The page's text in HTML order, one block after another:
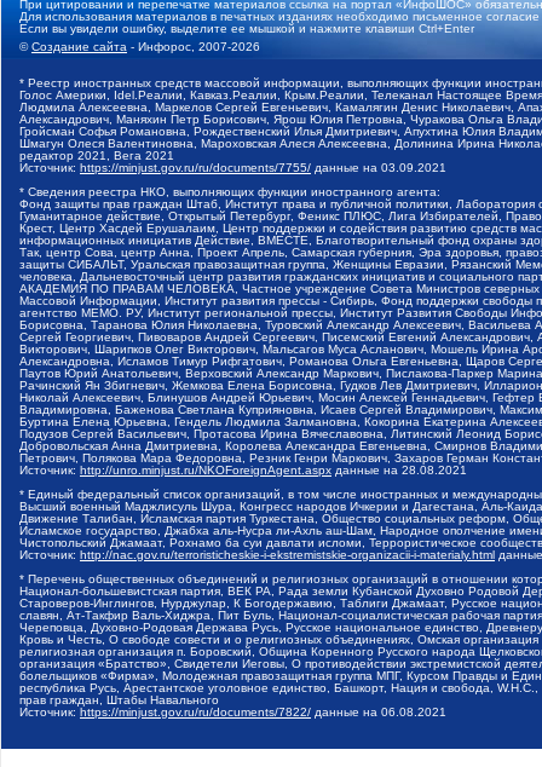
При цитировании и перепечатке материалов ссылка на портал «ИнфоШОС»
Для использования материалов в печатных изданиях необходимо письменное
Если вы увидели ошибку, выделите ее мышкой и нажмите клавиши Ctrl+Enter
©Создание сайта - Инфорос, 2007-2026
* Реестр иностранных средств массовой информации, выполняющих функции
Голос Америки, Idel.Реалии, Кавказ.Реалии, Крым.Реалии, Телеканал Настоящее
Людмила Алексеевна, Маркелов Сергей Евгеньевич, Камалягин Денис Николаевич,
Александрович, Маняхин Петр Борисович, Ярош Юлия Петровна, Чуракова Ольга
Гройсман Софья Романовна, Рождественский Илья Дмитриевич, Апухтина Юлия
Шмагун Олеся Валентиновна, Мароховская Алеся Алексеевна, Долинина Ирина
редактор 2021, Вега 2021
Источник: https://minjust.gov.ru/ru/documents/7755/ данные на 03.09.2021
* Сведения реестра НКО, выполняющих функции иностранного агента:
Фонд защиты прав граждан Штаб, Институт права и публичной политики,
Гуманитарное действие, Открытый Петербург, Феникс ПЛЮС, Лига Избирателей,
Крест, Центр Хасдей Ерушалаим, Центр поддержки и содействия развитию средств
информационных инициатив Действие, ВМЕСТЕ, Благотворительный фонд охраны
Так, центр Сова, центр Анна, Проект Апрель, Самарская губерния, Эра здоровья,
защиты СИБАЛЬТ, Уральская правозащитная группа, Женщины Евразии, Рязанский
человека, Дальневосточный центр развития гражданских инициатив и социального
АКАДЕМИЯ ПО ПРАВАМ ЧЕЛОВЕКА, Частное учреждение Совета Министров северных
Массовой Информации, Институт развития прессы - Сибирь, Фонд поддержки
агентство МЕМО. РУ, Институт региональной прессы, Институт Развития Свободы
Борисовна, Таранова Юлия Николаевна, Туровский Александр Алексеевич,
Сергей Георгиевич, Пивоваров Андрей Сергеевич, Писемский Евгений
Викторович, Шарипков Олег Викторович, Мальсагов Муса Асланович, Мошель Ирина
Александровна, Исламов Тимур Рифгатович, Романова Ольга Евгеньевна, Щаров
Паутов Юрий Анатольевич, Верховский Александр Маркович, Пислакова-Паркер
Рачинский Ян Збигневич, Жемкова Елена Борисовна, Гудков Лев Дмитриевич,
Николай Алексеевич, Блинушов Андрей Юрьевич, Мосин Алексей Геннадьевич,
Владимировна, Баженова Светлана Куприяновна, Исаев Сергей Владимирович,
Буртина Елена Юрьевна, Гендель Людмила Залмановна, Кокорина Екатерина
Подузов Сергей Васильевич, Протасова Ирина Вячеславовна, Литинский Леонид
Добровольская Анна Дмитриевна, Королева Александра Евгеньевна, Смирнов
Петрович, Полякова Мара Федоровна, Резник Генри Маркович, Захаров Герман
Источник: http://unro.minjust.ru/NKOForeignAgent.aspx данные на 28.08.2021
* Единый федеральный список организаций, в том числе иностранных и
Высший военный Маджлисуль Шура, Конгресс народов Ичкерии и Дагестана, Аль-
Движение Талибан, Исламская партия Туркестана, Общество социальных реформ,
Исламское государство, Джабха аль-Нусра ли-Ахль аш-Шам, Народное ополчение
Чистопольский Джамаат, Рохнамо ба суи давлати исломи, Террористическое
Источник: http://nac.gov.ru/terroristicheskie-i-ekstremistskie-organizacii-i-materialy.html
* Перечень общественных объединений и религиозных организаций в отношении
Национал-большевистская партия, ВЕК РА, Рада земли Кубанской Духовно Родовой
Староверов-Инглингов, Нурджулар, К Богодержавию, Таблиги Джамаат, Русское
славян, Ат-Такфир Валь-Хиджра, Пит Буль, Национал-социалистическая рабочая
Череповца, Духовно-Родовая Держава Русь, Русское национальное единство,
Кровь и Честь, О свободе совести и о религиозных объединениях, Омская
религиозная организация п. Боровский, Община Коренного Русского народа
организация «Братство», Свидетели Иеговы, О противодействии экстремистской
болельщиков «Фирма», Молодежная правозащитная группа МПГ, Курсом Правды и
республика Русь, Арестантское уголовное единство, Башкорт, Нация и свобода,
прав граждан, Штабы Навального
Источник: https://minjust.gov.ru/ru/documents/7822/ данные на 06.08.2021